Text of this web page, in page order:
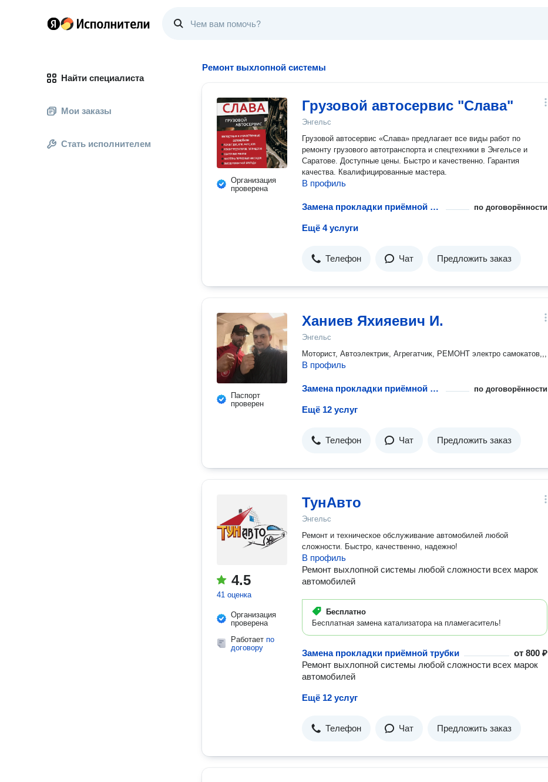
Найти специалиста
Мои заказы
Стать исполнителем
Ремонт выхлопной системы
Организация
проверена
Грузовой автосервиc "Слава"
Энгельс
Грузовой автосервис «Слава» предлагает все виды работ по
ремонту грузового автотранспорта и спецтехники в Энгельсе и
Саратове. Доступные цены. Быстро и качественно. Гарантия
качества. Квалифицированные мастера.
В профиль
Замена прокладки приёмной трубки по договорённости
Ещё 4 услуги
Телефон Чат Предложить заказ
Паспорт
проверен
Ханиев Яхияевич И.
Энгельс
Моторист, Автоэлектрик, Агрегатчик, РЕМОНТ электро самокатов,,,
В профиль
Замена прокладки приёмной трубки по договорённости
Ещё 12 услуг
Телефон Чат Предложить заказ
4.5
41 оценка
Организация
проверена
Работает по
договору
ТунАвто
Энгельс
Ремонт и техническое обслуживание автомобилей любой
сложности. Быстро, качественно, надежно!
В профиль
Ремонт выхлопной системы любой сложности всех марок
автомобилей
Бесплатно
Бесплатная замена катализатора на пламегаситель!
Замена прокладки приёмной трубки от800 ₽
Ремонт выхлопной системы любой сложности всех марок
автомобилей
Ещё 12 услуг
Телефон Чат Предложить заказ